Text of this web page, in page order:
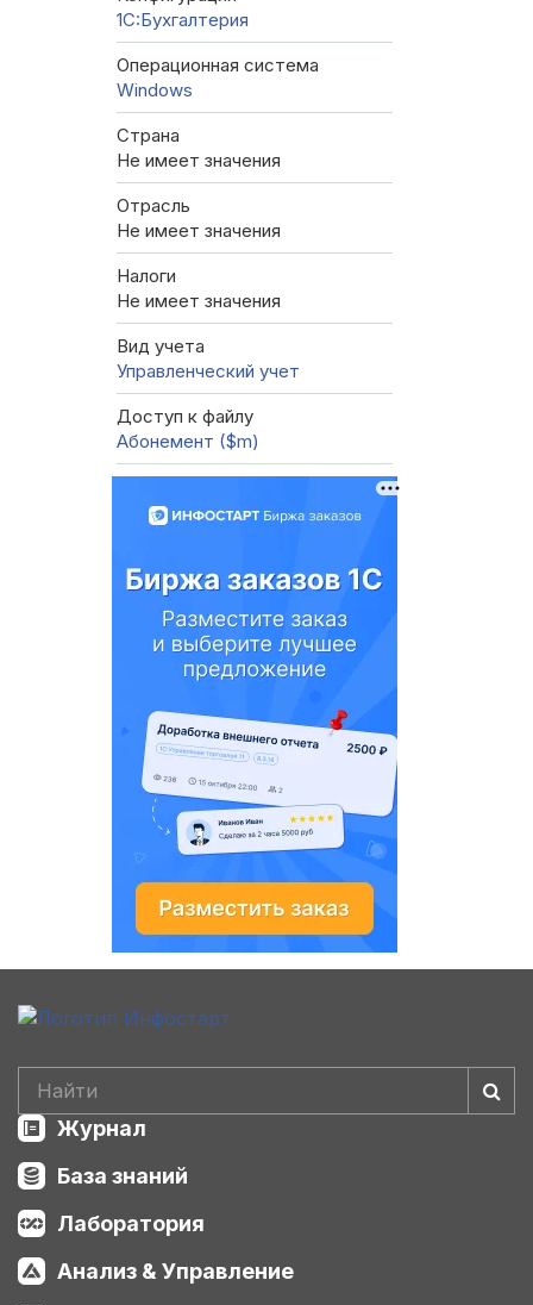
1C:Бухгалтерия
Операционная система
Windows
Страна
Не имеет значения
Отрасль
Не имеет значения
Налоги
Не имеет значения
Вид учета
Управленческий учет
Доступ к файлу
Абонемент ($m)
Журнал
База знаний
Лаборатория
Анализ & Управление